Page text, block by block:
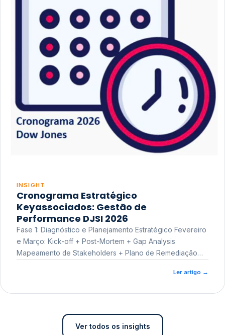
INSIGHT
Cronograma Estratégico
Keyassociados: Gestão de
Performance DJSI 2026
Fase 1: Diagnóstico e Planejamento Estratégico Fevereiro
e Março: Kick-off + Post-Mortem + Gap Analysis
Mapeamento de Stakeholders + Plano de Remediação
Ler artigo →
Ver todos os insights